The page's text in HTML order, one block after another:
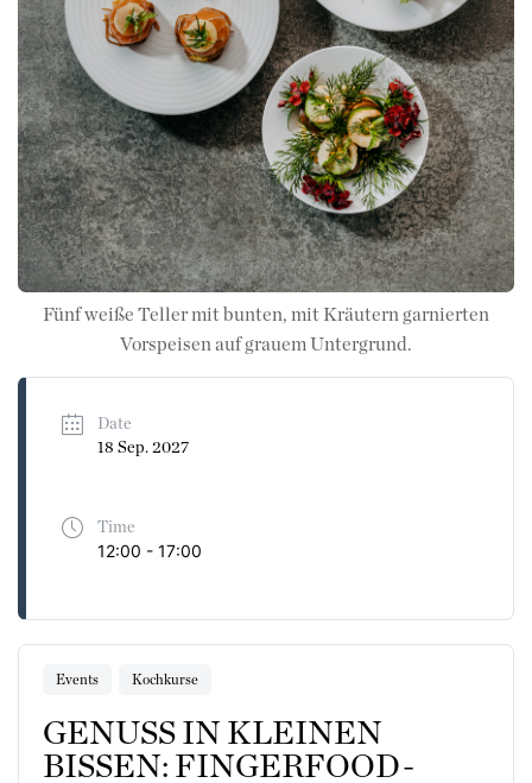
Fünf weiße Teller mit bunten, mit Kräutern garnierten
Vorspeisen auf grauem Untergrund.
Date
18 Sep. 2027
Time
12:00 - 17:00
Events Kochkurse
GENUSS IN KLEINEN
BISSEN: FINGERFOOD-